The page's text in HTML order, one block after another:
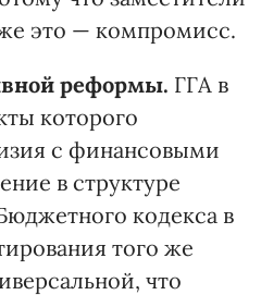
это — компромисс.
реформы. ГГА в
которого
с финансовыми
в структуре
кодекса в
того же
что